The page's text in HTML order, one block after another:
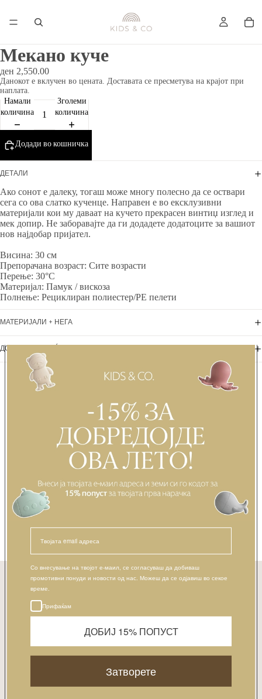
Мекано куче
ден 2,550.00
Данокот е вклучен во цената. Доставата се пресметува на крајот при
наплата.
Намали
количина
Зголеми
количина
Додади во кошничка
ДЕТАЛИ
Ако сонот е далеку, тогаш може многу полесно да се оствари
сега со ова слатко кученце. Направен е во ексклузивни
материјали кои му даваат на кучето прекрасен винтиџ изглед и
мек допир. Не заборавајте да ги додадете додатоците за вашиот
нов најдобар пријател.
Висина: 30 см
Препорачана возраст: Сите возрасти
Перење: 30°C
Материјал: Памук / вискоза
Полнење: Рециклиран полиестер/PE пелети
МАТЕРИЈАЛИ + НЕГА
ДОСТАВА + ВРАЌАЊЕ
Можеби ќе ви се допадне...
ИСКУСТВА НА РОДИТЕЛИТЕ
No items found
ПРИЈАВИ СЕ НА НАШАТА E-MAIL ЛИСТА
Е-пошта
Со внесување на твојот е-маил, се согласуваш да добиваш
промотивни понуди и новости од нас. Можеш да се одјавиш во секое
време.
Прифаќам
ДОБИЈ 15% ПОПУСТ
Затворете